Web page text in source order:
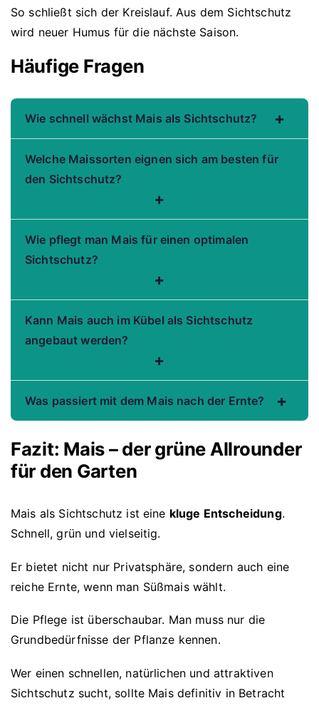
So schließt sich der Kreislauf. Aus dem Sichtschutz
wird neuer Humus für die nächste Saison.
Häufige Fragen
Wie schnell wächst Mais als Sichtschutz? +
Welche Maissorten eignen sich am besten für
den Sichtschutz?
+
Wie pflegt man Mais für einen optimalen
Sichtschutz?
+
Kann Mais auch im Kübel als Sichtschutz
angebaut werden?
+
Was passiert mit dem Mais nach der Ernte? +
Fazit: Mais – der grüne Allrounder
für den Garten
Mais als Sichtschutz ist eine kluge Entscheidung.
Schnell, grün und vielseitig.
Er bietet nicht nur Privatsphäre, sondern auch eine
reiche Ernte, wenn man Süßmais wählt.
Die Pflege ist überschaubar. Man muss nur die
Grundbedürfnisse der Pflanze kennen.
Wer einen schnellen, natürlichen und attraktiven
Sichtschutz sucht, sollte Mais definitiv in Betracht